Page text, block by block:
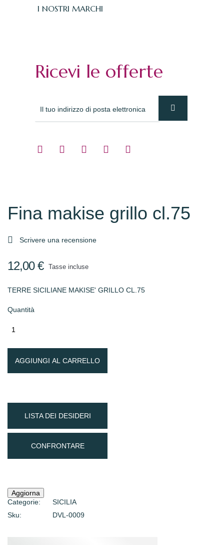
I NOSTRI MARCHI
Ricevi le offerte
Fina makise grillo cl.75
 Scrivere una recensione
12,00 € Tasse incluse
TERRE SICILIANE MAKISE' GRILLO CL.75
Quantità
AGGIUNGI AL CARRELLO
LISTA DEI DESIDERI
CONFRONTARE
Categorie:
SICILIA
Sku:
DVL-0009